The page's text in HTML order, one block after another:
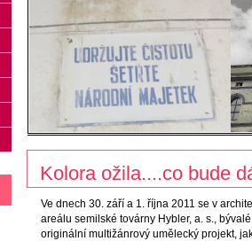
Kolora ožila....co bude
Ve dnech 30. září a 1. října 2011 se v
areálu semilské továrny Hybler, a. s.,
originální multižánrový umělecký projekt,